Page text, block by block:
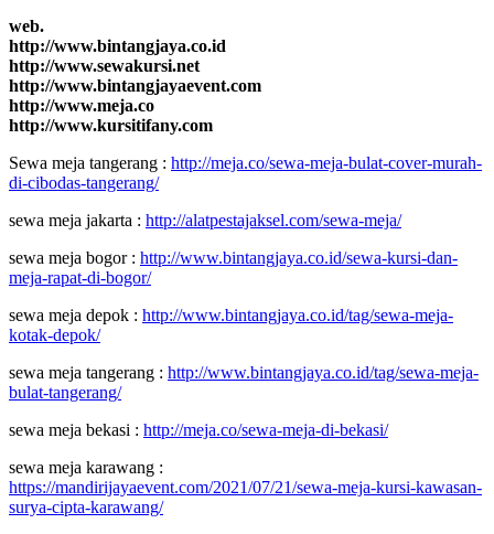
web.
http://www.bintangjaya.co.id
http://www.sewakursi.net
http://www.bintangjayaevent.com
http://www.meja.co
http://www.kursitifany.com
Sewa meja tangerang : http://meja.co/sewa-meja-bulat-cover-murah-
di-cibodas-tangerang/
sewa meja jakarta : http://alatpestajaksel.com/sewa-meja/
sewa meja bogor : http://www.bintangjaya.co.id/sewa-kursi-dan-
meja-rapat-di-bogor/
sewa meja depok : http://www.bintangjaya.co.id/tag/sewa-meja-
kotak-depok/
sewa meja tangerang : http://www.bintangjaya.co.id/tag/sewa-meja-
bulat-tangerang/
sewa meja bekasi : http://meja.co/sewa-meja-di-bekasi/
sewa meja karawang :
https://mandirijayaevent.com/2021/07/21/sewa-meja-kursi-kawasan-
surya-cipta-karawang/